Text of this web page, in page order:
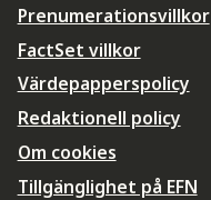
Prenumerationsvillkor
FactSet villkor
Värdepapperspolicy
Redaktionell policy
Om cookies
Tillgänglighet på EFN